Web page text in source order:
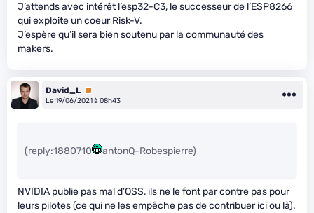
J’attends avec intérêt l’esp32-C3, le successeur de l’ESP8266
qui exploite un coeur Risk-V.
J’espère qu’il sera bien soutenu par la communauté des
makers.
David_L Premium
Le 19/06/2021 à 08h43
(reply:1880710 antonQ-Robespierre)
NVIDIA publie pas mal d’OSS, ils ne le font par contre pas pour
leurs pilotes (ce qui ne les empêche pas de contribuer ici ou là).